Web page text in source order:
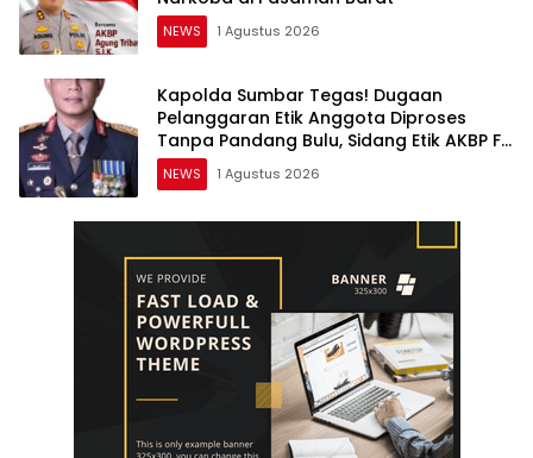
NEWS 1 Agustus 2026
Kapolda Sumbar Tegas! Dugaan
Pelanggaran Etik Anggota Diproses
Tanpa Pandang Bulu, Sidang Etik AKBP F
Dipercepat
NEWS 1 Agustus 2026